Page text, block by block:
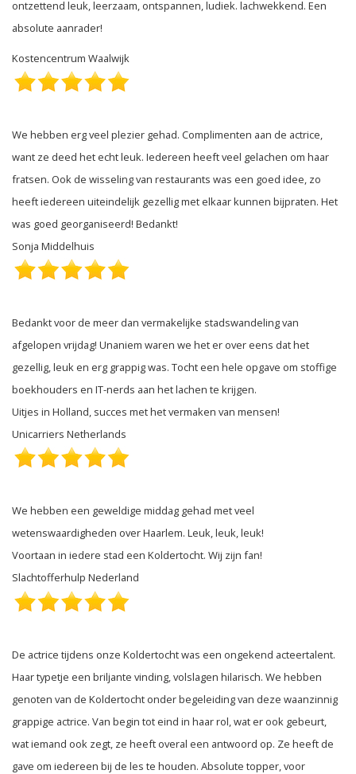
ontzettend leuk, leerzaam, ontspannen, ludiek. lachwekkend. Een
absolute aanrader!
Kostencentrum Waalwijk
We hebben erg veel plezier gehad. Complimenten aan de actrice,
want ze deed het echt leuk. Iedereen heeft veel gelachen om haar
fratsen. Ook de wisseling van restaurants was een goed idee, zo
heeft iedereen uiteindelijk gezellig met elkaar kunnen bijpraten. Het
was goed georganiseerd! Bedankt!
Sonja Middelhuis
Bedankt voor de meer dan vermakelijke stadswandeling van
afgelopen vrijdag! Unaniem waren we het er over eens dat het
gezellig, leuk en erg grappig was. Tocht een hele opgave om stoffige
boekhouders en IT-nerds aan het lachen te krijgen.
Uitjes in Holland, succes met het vermaken van mensen!
Unicarriers Netherlands
We hebben een geweldige middag gehad met veel
wetenswaardigheden over Haarlem. Leuk, leuk, leuk!
Voortaan in iedere stad een Koldertocht. Wij zijn fan!
Slachtofferhulp Nederland
De actrice tijdens onze Koldertocht was een ongekend acteertalent.
Haar typetje een briljante vinding, volslagen hilarisch. We hebben
genoten van de Koldertocht onder begeleiding van deze waanzinnig
grappige actrice. Van begin tot eind in haar rol, wat er ook gebeurt,
wat iemand ook zegt, ze heeft overal een antwoord op. Ze heeft de
gave om iedereen bij de les te houden. Absolute topper, voor